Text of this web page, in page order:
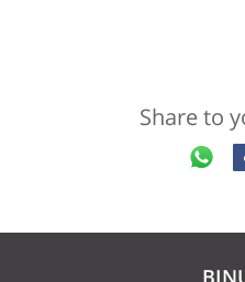
Share to